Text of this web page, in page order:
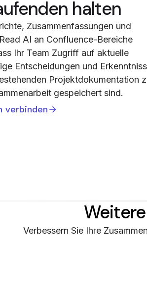
halten
Zusammenfassungen und
AI an Confluence-Bereiche
Ihr Team Zugriff auf aktuelle
Entscheidungen und
Projektdokumentation
gespeichert sind.
verbinden
Verbessern Sie Ihre